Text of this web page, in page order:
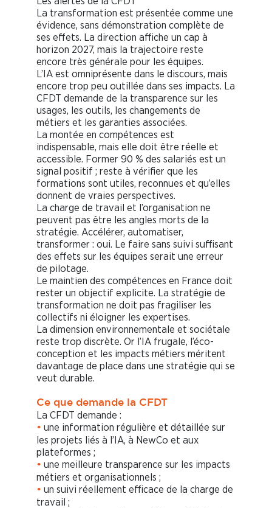
La transformation est présentée comme une
évidence, sans démonstration complète de
ses effets. La direction affiche un cap à
horizon 2027, mais la trajectoire reste
encore très générale pour les équipes.
L’IA est omniprésente dans le discours, mais
encore trop peu outillée dans ses impacts. La
CFDT demande de la transparence sur les
usages, les outils, les changements de
métiers et les garanties associées.
La montée en compétences est
indispensable, mais elle doit être réelle et
accessible. Former 90 % des salariés est un
signal positif ; reste à vérifier que les
formations sont utiles, reconnues et qu’elles
donnent de vraies perspectives.
La charge de travail et l’organisation ne
peuvent pas être les angles morts de la
stratégie. Accélérer, automatiser,
transformer : oui. Le faire sans suivi suffisant
des effets sur les équipes serait une erreur
de pilotage.
Le maintien des compétences en France doit
rester un objectif explicite. La stratégie de
transformation ne doit pas fragiliser les
collectifs ni éloigner les expertises.
La dimension environnementale et sociétale
reste trop discrète. Or l’IA frugale, l’éco-
conception et les impacts métiers méritent
davantage de place dans une stratégie qui se
veut durable.
Ce que demande la CFDT
La CFDT demande :
• une information régulière et détaillée sur
les projets liés à l’IA, à NewCo et aux
plateformes ;
• une meilleure transparence sur les impacts
métiers et organisationnels ;
• un suivi réellement efficace de la charge de
travail ;